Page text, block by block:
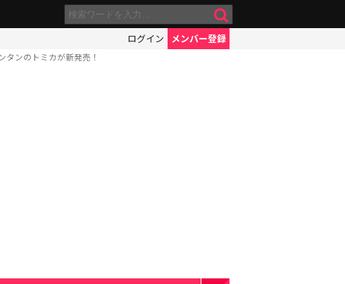
ログイン メンバー登録
ンのトミカが新発売！